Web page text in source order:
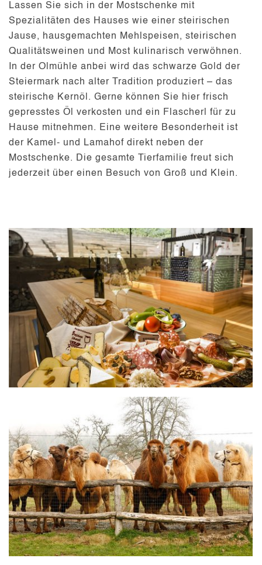
Lassen Sie sich in der Mostschenke mit
Spezialitäten des Hauses wie einer steirischen
Jause, hausgemachten Mehlspeisen, steirischen
Qualitätsweinen und Most kulinarisch verwöhnen.
In der Olmühle anbei wird das schwarze Gold der
Steiermark nach alter Tradition produziert – das
steirische Kernöl . Gerne können Sie hier frisch
gepresstes Öl verkosten und ein Flascherl für zu
Hause mitnehmen. Eine weitere Besonderheit ist
der Kamel- und Lamahof direkt neben der
Mostschenke. Die gesamte Tierfamilie freut sich
jederzeit über einen Besuch von Groß und Klein.